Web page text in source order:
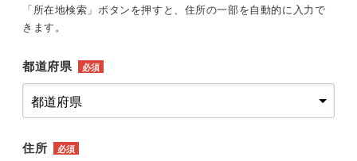
「所在地検索」ボタンを押すと、住所の一部を自動的に入力で
きます。
都道府県 必須
住所 必須